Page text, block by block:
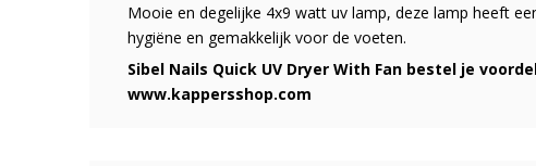
Mooie en degelijke 4x9 watt uv lamp, deze lamp heeft
hygiëne en gemakkelijk voor de voeten.
Sibel Nails Quick UV Dryer With Fan bestel je
www.kappersshop.com